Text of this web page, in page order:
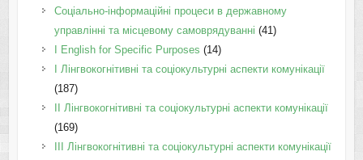
Соціально-інформаційні процеси в державному
управлінні та місцевому самоврядуванні (41)
І English for Specific Purposes (14)
I Лінгвокогнітивні та соціокультурні аспекти комунікації
(187)
IІ Лінгвокогнітивні та соціокультурні аспекти комунікації
(169)
IІI Лінгвокогнітивні та соціокультурні аспекти комунікації